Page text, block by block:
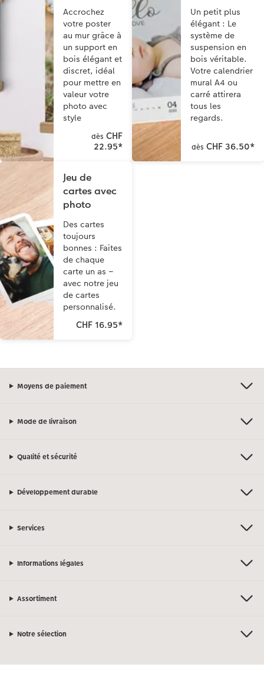
Accrochez
votre poster
au mur grâce à
un support en
bois élégant et
discret, idéal
pour mettre en
valeur votre
photo avec
style
dès CHF
22.95*
Un petit plus
élégant : Le
système de
suspension en
bois véritable.
Votre calendrier
mural A4 ou
carré attirera
tous les
regards.
dès CHF 36.50*
Jeu de
cartes avec
photo
Des cartes
toujours
bonnes : Faites
de chaque
carte un as –
avec notre jeu
de cartes
personnalisé.
CHF 16.95*
Moyens de paiement
Mode de livraison
Qualité et sécurité
Développement durable
Services
Informations légales
Assortiment
Notre sélection